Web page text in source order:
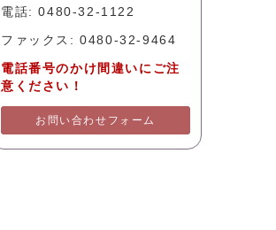
電話: 0480-32-1122
ファックス: 0480-32-9464
電話番号のかけ間違いにご注
意ください！
お問い合わせフォーム